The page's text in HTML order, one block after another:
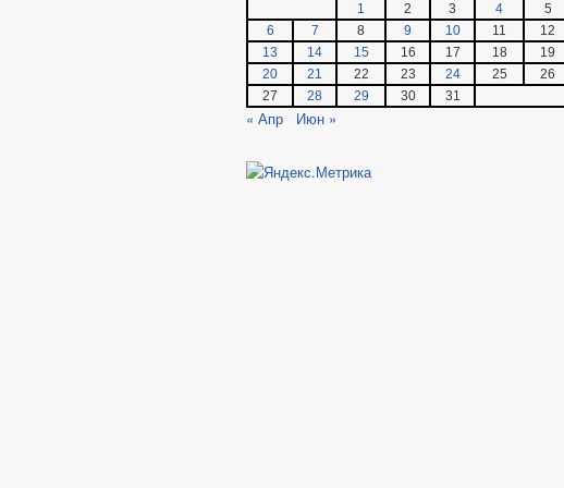
1 2 3 4
5
6
7 8 9 10 11
12
13
14 15 16 17 18
19
20
21 22 23 24 25
26
27
28 29 30 31
« Апр Июн »